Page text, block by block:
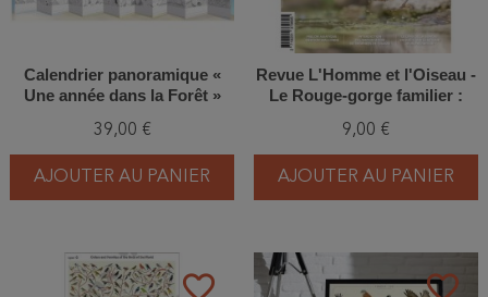
Calendrier panoramique «
Une année dans la Forêt »
39,00 €
AJOUTER AU PANIER
Revue L'Homme et l'Oiseau -
Le Rouge-gorge familier :
9,00 €
AJOUTER AU PANIER
favorite_border favorite_border